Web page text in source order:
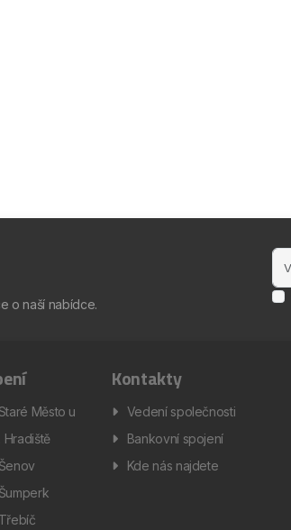
o naší nabídce.
Město u
Hradiště
Šenov
Šumperk
Třebíč
Kontakty
Vedení společnosti
Bankovní spojení
Kde nás najdete